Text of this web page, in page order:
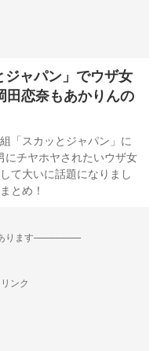
ジャパン」でウザ女
田恋奈もあかりんの
「スカッとジャパン」に
にチヤホヤされたいウザ女
て大いに話題になりまし
とめ！
ます--------------------
ンク